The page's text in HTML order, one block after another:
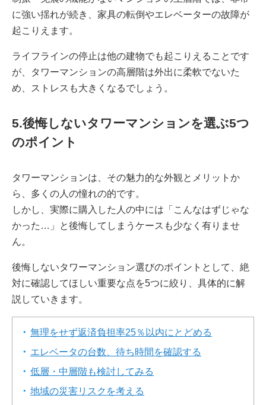
に強い揺れが続き、家具の転倒やエレベーターの故障が
起こりえます。
ライフラインの停止は他の建物でも起こりえることです
が、タワーマンションの高層階は外出に柔軟でないた
め、ストレスも大きくなるでしょう。
5.後悔しないタワーマンションを選ぶ5つ
のポイント
タワーマンションは、その魅力的な外観とメリットか
ら、多くの人の憧れの的です。
しかし、実際に購入した人の中には「こんなはずじゃな
かった…」と後悔してしまうケースも少なく有りませ
ん。
後悔しないタワーマンション選びのポイントとして、絶
対に確認してほしい重要な点を5つに絞り、具体的に解
説していきます。
無理をせず返済負担率25％以内にとどめる
エレベータの台数、待ち時間を確認する
低層・中層階も検討してみる
地域の災害リスクを考える